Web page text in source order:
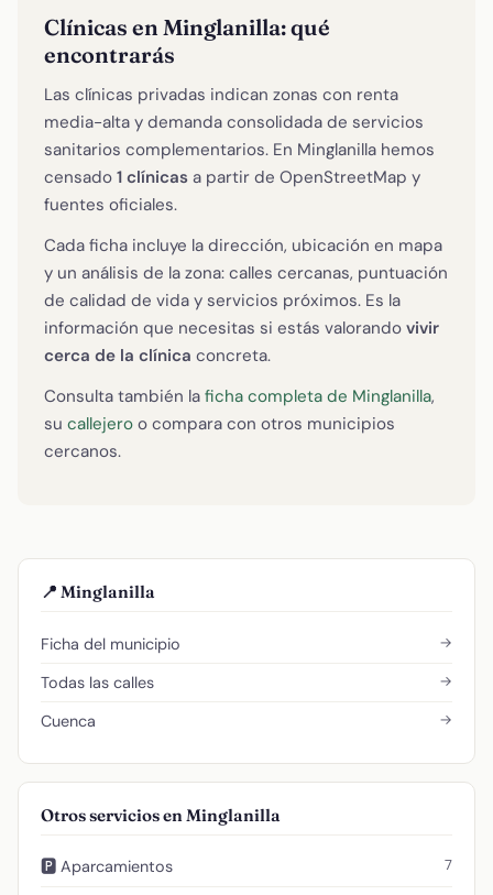
Clínicas en Minglanilla: qué
encontrarás
Las clínicas privadas indican zonas con renta
media-alta y demanda consolidada de servicios
sanitarios complementarios. En Minglanilla hemos
censado 1 clínicas a partir de OpenStreetMap y
fuentes oficiales.
Cada ficha incluye la dirección, ubicación en mapa
y un análisis de la zona: calles cercanas, puntuación
de calidad de vida y servicios próximos. Es la
información que necesitas si estás valorando vivir
cerca de la clínica concreta.
Consulta también la ficha completa de Minglanilla,
su callejero o compara con otros municipios
cercanos.
📍 Minglanilla
Ficha del municipio →
Todas las calles →
Cuenca →
Otros servicios en Minglanilla
🅿️ Aparcamientos 7